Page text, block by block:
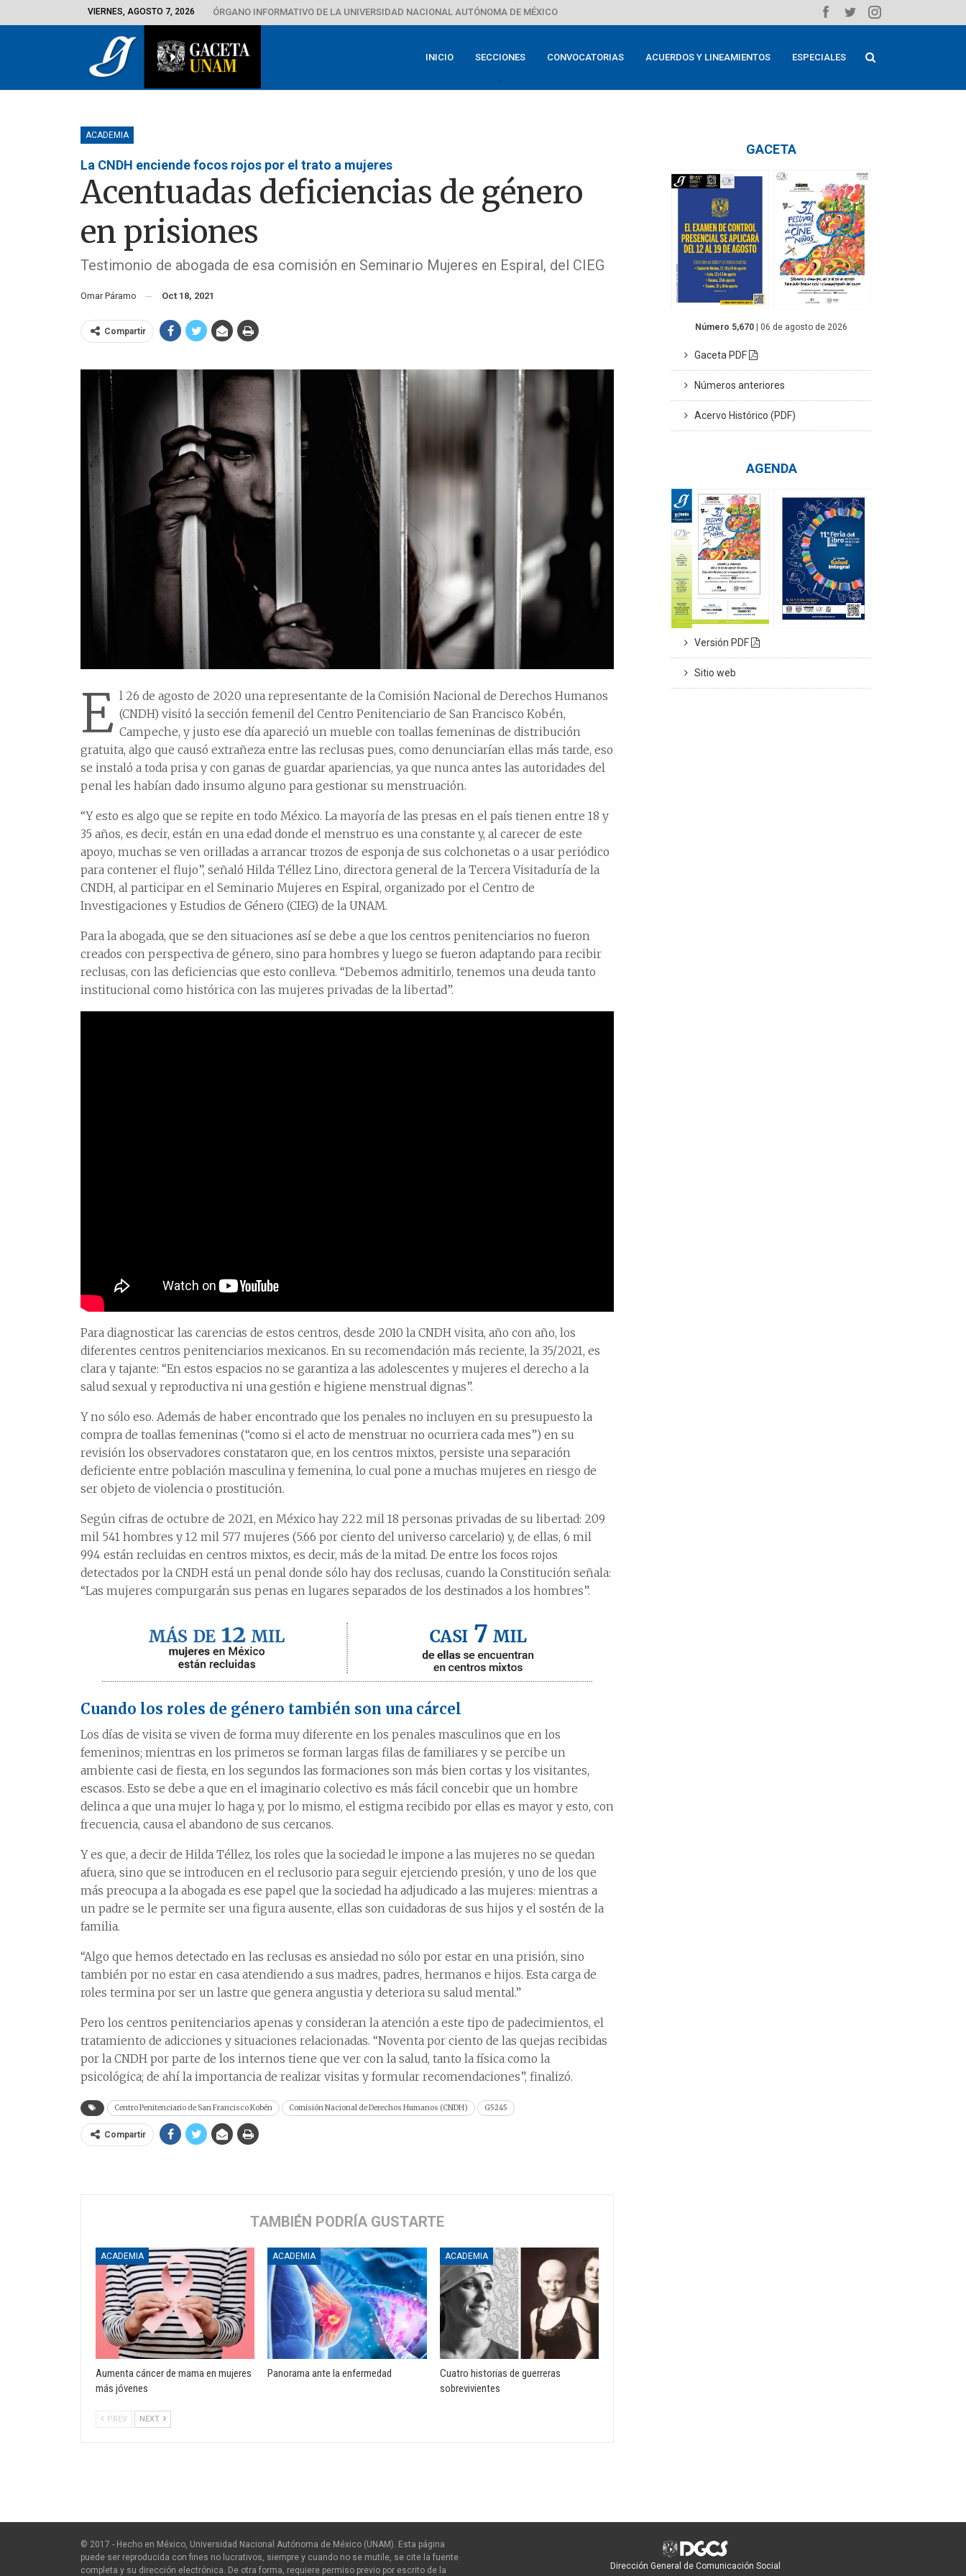
VIERNES, AGOSTO 7, 2026 ÓRGANO INFORMATIVO DE LA UNIVERSIDAD NACIONAL AUTÓNOMA DE MÉXICO
INICIO SECCIONES CONVOCATORIAS ACUERDOS Y LINEAMIENTOS ESPECIALES
ACADEMIA
La CNDH enciende focos rojos por el trato a mujeres
Acentuadas deficiencias de género
en prisiones
Testimonio de abogada de esa comisión en Seminario Mujeres en Espiral, del CIEG
Omar Páramo Oct 18, 2021
Compartir
E l 26 de agosto de 2020 una representante de la Comisión Nacional de Derechos Humanos
(CNDH) visitó la sección femenil del Centro Penitenciario de San Francisco Kobén,
Campeche, y justo ese día apareció un mueble con toallas femeninas de distribución
gratuita, algo que causó extrañeza entre las reclusas pues, como denunciarían ellas más tarde, eso
se instaló a toda prisa y con ganas de guardar apariencias, ya que nunca antes las autoridades del
penal les habían dado insumo alguno para gestionar su menstruación.
“Y esto es algo que se repite en todo México. La mayoría de las presas en el país tienen entre 18 y
35 años, es decir, están en una edad donde el menstruo es una constante y, al carecer de este
apoyo, muchas se ven orilladas a arrancar trozos de esponja de sus colchonetas o a usar periódico
para contener el flujo”, señaló Hilda Téllez Lino, directora general de la Tercera Visitaduría de la
CNDH, al participar en el Seminario Mujeres en Espiral, organizado por el Centro de
Investigaciones y Estudios de Género (CIEG) de la UNAM.
Para la abogada, que se den situaciones así se debe a que los centros penitenciarios no fueron
creados con perspectiva de género, sino para hombres y luego se fueron adaptando para recibir
reclusas, con las deficiencias que esto conlleva. “Debemos admitirlo, tenemos una deuda tanto
institucional como histórica con las mujeres privadas de la libertad”.
Para diagnosticar las carencias de estos centros, desde 2010 la CNDH visita, año con año, los
diferentes centros penitenciarios mexicanos. En su recomendación más reciente, la 35/2021, es
clara y tajante: “En estos espacios no se garantiza a las adolescentes y mujeres el derecho a la
salud sexual y reproductiva ni una gestión e higiene menstrual dignas”.
Y no sólo eso. Además de haber encontrado que los penales no incluyen en su presupuesto la
compra de toallas femeninas (“como si el acto de menstruar no ocurriera cada mes”) en su
revisión los observadores constataron que, en los centros mixtos, persiste una separación
deficiente entre población masculina y femenina, lo cual pone a muchas mujeres en riesgo de
ser objeto de violencia o prostitución.
Según cifras de octubre de 2021, en México hay 222 mil 18 personas privadas de su libertad: 209
mil 541 hombres y 12 mil 577 mujeres (5.66 por ciento del universo carcelario) y, de ellas, 6 mil
994 están recluidas en centros mixtos, es decir, más de la mitad. De entre los focos rojos
detectados por la CNDH está un penal donde sólo hay dos reclusas, cuando la Constitución señala:
“Las mujeres compurgarán sus penas en lugares separados de los destinados a los hombres”.
Cuando los roles de género también son una cárcel
Los días de visita se viven de forma muy diferente en los penales masculinos que en los
femeninos; mientras en los primeros se forman largas filas de familiares y se percibe un
ambiente casi de fiesta, en los segundos las formaciones son más bien cortas y los visitantes,
escasos. Esto se debe a que en el imaginario colectivo es más fácil concebir que un hombre
delinca a que una mujer lo haga y, por lo mismo, el estigma recibido por ellas es mayor y esto, con
frecuencia, causa el abandono de sus cercanos.
Y es que, a decir de Hilda Téllez, los roles que la sociedad le impone a las mujeres no se quedan
afuera, sino que se introducen en el reclusorio para seguir ejerciendo presión, y uno de los que
más preocupa a la abogada es ese papel que la sociedad ha adjudicado a las mujeres: mientras a
un padre se le permite ser una figura ausente, ellas son cuidadoras de sus hijos y el sostén de la
familia.
“Algo que hemos detectado en las reclusas es ansiedad no sólo por estar en una prisión, sino
también por no estar en casa atendiendo a sus madres, padres, hermanos e hijos. Esta carga de
roles termina por ser un lastre que genera angustia y deteriora su salud mental.”
Pero los centros penitenciarios apenas y consideran la atención a este tipo de padecimientos, el
tratamiento de adicciones y situaciones relacionadas. “Noventa por ciento de las quejas recibidas
por la CNDH por parte de los internos tiene que ver con la salud, tanto la física como la
psicológica; de ahí la importancia de realizar visitas y formular recomendaciones”, finalizó.
Centro Penitenciario de San Francisco Kobén Comisión Nacional de Derechos Humanos (CNDH) G5245
Compartir
TAMBIÉN PODRÍA GUSTARTE
ACADEMIA
Aumenta cáncer de mama en mujeres
más jóvenes
ACADEMIA
Panorama ante la enfermedad
ACADEMIA
Cuatro historias de guerreras
sobrevivientes
PREV NEXT
GACETA
Número 5,670 | 06 de agosto de 2026
Gaceta PDF
Números anteriores
Acervo Histórico (PDF)
AGENDA
Versión PDF
Sitio web
© 2017 - Hecho en México, Universidad Nacional Autónoma de México (UNAM). Esta página
puede ser reproducida con fines no lucrativos, siempre y cuando no se mutile, se cite la fuente
completa y su dirección electrónica. De otra forma, requiere permiso previo por escrito de la
Dirección General de Comunicación Social